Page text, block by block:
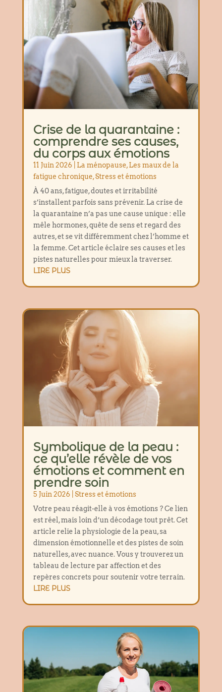
Crise de la quarantaine :
comprendre ses causes,
du corps aux émotions
11 Juin 2026 La ménopause,Les maux de la
fatigue chronique,Stress et émotions
À 40 ans, fatigue, doutes et irritabilité
s’installent parfois sans prévenir. La crise de
la quarantaine n’a pas une cause unique : elle
mêle hormones, quête de sens et regard des
autres, et se vit différemment chez l’homme et
la femme. Cet article éclaire ses causes et les
pistes naturelles pour mieux la traverser.
LIRE PLUS
Symbolique de la peau :
ce qu’elle révèle de vos
émotions et comment en
prendre soin
5 Juin 2026
Stress et émotions
Votre peau réagit-elle à vos émotions ? Ce lien
est réel, mais loin d’un décodage tout prêt. Cet
article relie la physiologie de la peau, sa
dimension émotionnelle et des pistes de soin
naturelles, avec nuance. Vous y trouverez un
tableau de lecture par affection et des
repères concrets pour soutenir votre terrain.
LIRE PLUS